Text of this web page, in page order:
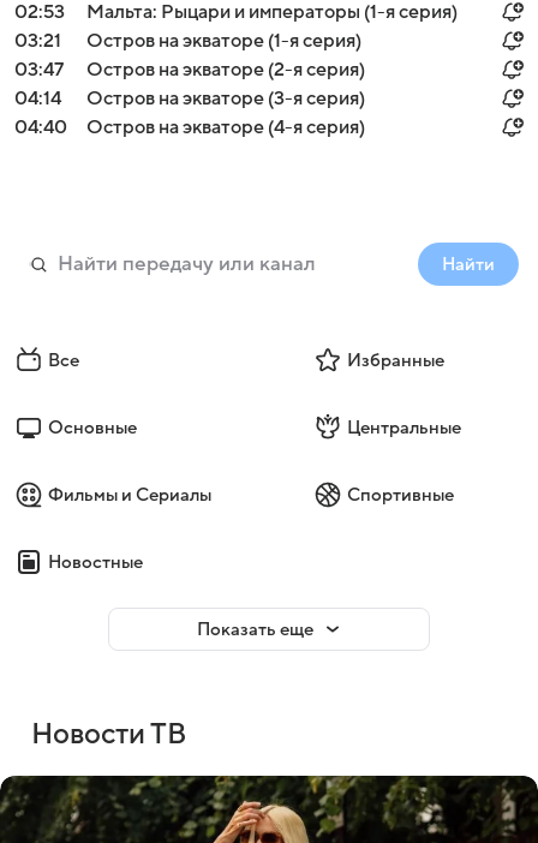
02:53
Мальта: Рыцари и императоры (1-я серия)
03:21
Остров на экваторе (1-я серия)
03:47
Остров на экваторе (2-я серия)
04:14
Остров на экваторе (3-я серия)
04:40
Остров на экваторе (4-я серия)
Найти
Все Избранные
Основные Центральные
Фильмы и Сериалы Спортивные
Новостные
Показать еще
Новости ТВ